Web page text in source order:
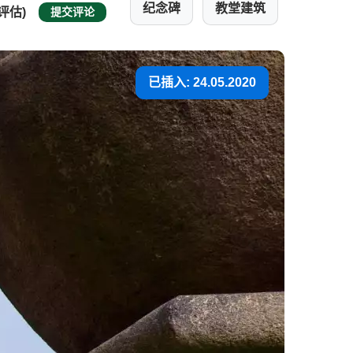
估) 提交评论 纪念碑 教堂建筑
已插入: 24.05.2020